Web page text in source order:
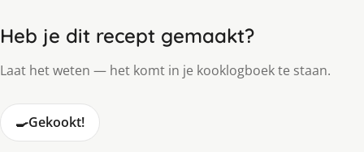
Heb je dit recept gemaakt?
Laat het weten — het komt in je kooklogboek te staan.
🍳Gekookt!